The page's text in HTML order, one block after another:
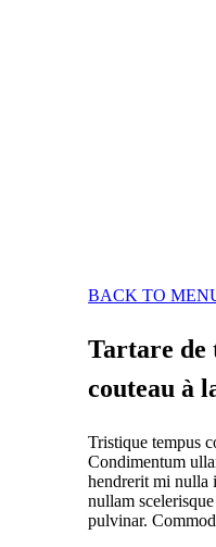
BACK TO
Tartare de
couteau à
Tristique tempus
Condimentum
hendrerit mi nulla
nullam
pulvinar.